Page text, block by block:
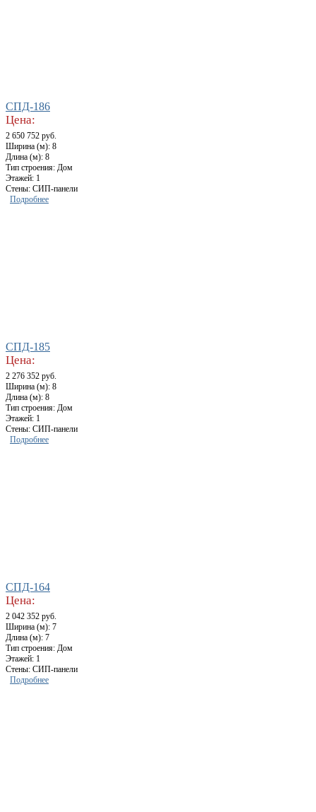
СПД-186
Цена:
2 650 752 руб.
Ширина (м): 8
Длина (м): 8
Тип строения: Дом
Этажей: 1
Стены: СИП-панели
Подробнее
СПД-185
Цена:
2 276 352 руб.
Ширина (м): 8
Длина (м): 8
Тип строения: Дом
Этажей: 1
Стены: СИП-панели
Подробнее
СПД-164
Цена:
2 042 352 руб.
Ширина (м): 7
Длина (м): 7
Тип строения: Дом
Этажей: 1
Стены: СИП-панели
Подробнее